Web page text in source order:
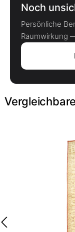
Noch
Persönliche
Raumwirkung